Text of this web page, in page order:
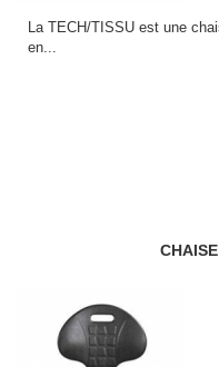
La TECH/TISSU est une
en...